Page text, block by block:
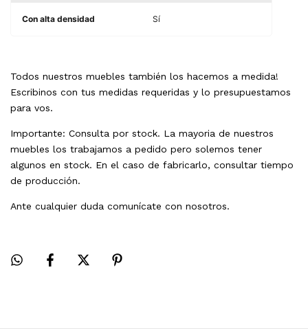
Con alta densidad Sí
Todos nuestros muebles también los hacemos a medida!
Escribinos con tus medidas requeridas y lo presupuestamos
para vos.
Importante: Consulta por stock. La mayoria de nuestros
muebles los trabajamos a pedido pero solemos tener
algunos en stock. En el caso de fabricarlo, consultar tiempo
de producción.
Ante cualquier duda comunícate con nosotros.